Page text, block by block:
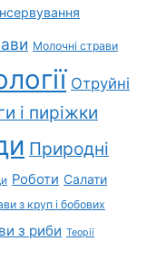
Молочні страви
Отруйні
і пиріжки
Природні
Роботи Салати
з круп і бобових
з риби Теорії